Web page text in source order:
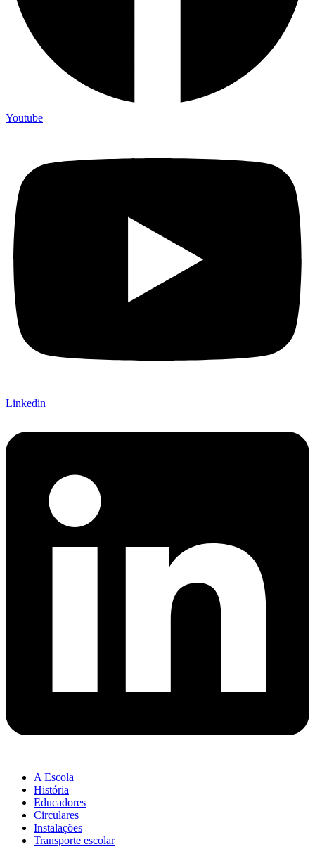
Youtube
Linkedin
A Escola
História
Educadores
Circulares
Instalações
Transporte escolar